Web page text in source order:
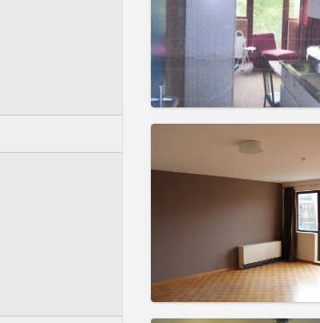
实用信息
租金: 600 €
水电费: 45 €
租期: 12个月
实用信息
600 € (300 €/个人)
70 € (35 €/个人)
12个月